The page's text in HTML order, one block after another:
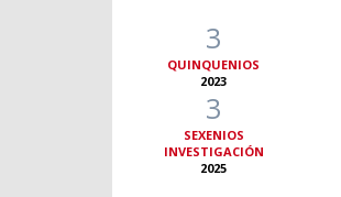
3
QUINQUENIOS
2023
3
SEXENIOS
INVESTIGACIÓN
2025